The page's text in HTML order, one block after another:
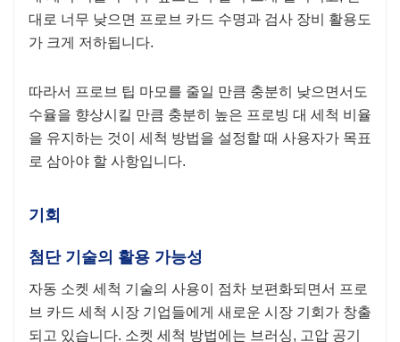
대로 너무 낮으면 프로브 카드 수명과 검사 장비 활용도
가 크게 저하됩니다.
따라서 프로브 팁 마모를 줄일 만큼 충분히 낮으면서도
수율을 향상시킬 만큼 충분히 높은 프로빙 대 세척 비율
을 유지하는 것이 세척 방법을 설정할 때 사용자가 목표
로 삼아야 할 사항입니다.
기회
첨단 기술의 활용 가능성
자동 소켓 세척 기술의 사용이 점차 보편화되면서 프로
브 카드 세척 시장 기업들에게 새로운 시장 기회가 창출
되고 있습니다. 소켓 세척 방법에는 브러싱, 고압 공기